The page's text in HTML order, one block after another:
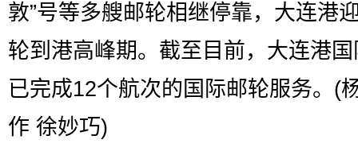
敦”号等多艘邮轮相继停靠，大连港
轮到港高峰期。截至目前，大连港
已完成12个航次的国际邮轮服务。(
作 徐妙巧)